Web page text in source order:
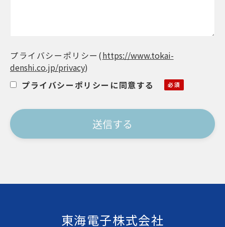
プライバシーポリシー (https://www.tokai-
denshi.co.jp/privacy)
プライバシーポリシーに同意する
東海電子株式会社